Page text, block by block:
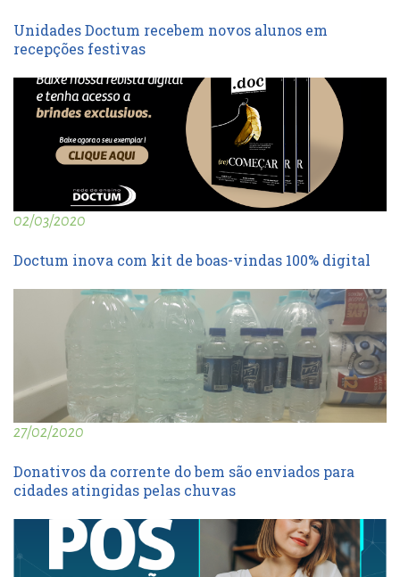
Unidades Doctum recebem novos alunos em
recepções festivas
02/03/2020
Doctum inova com kit de boas-vindas 100% digital
27/02/2020
Donativos da corrente do bem são enviados para
cidades atingidas pelas chuvas